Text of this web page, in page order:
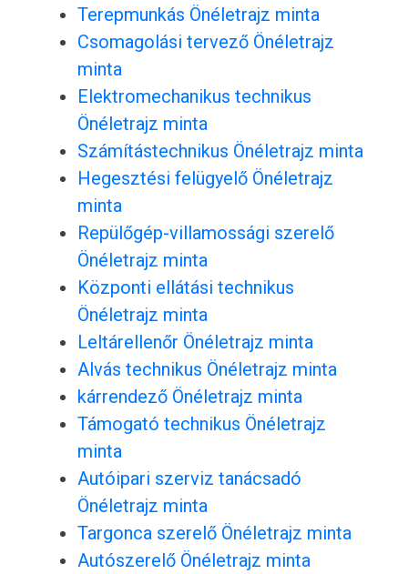
Terepmunkás Önéletrajz minta
Csomagolási tervező Önéletrajz
minta
Elektromechanikus technikus
Önéletrajz minta
Számítástechnikus Önéletrajz minta
Hegesztési felügyelő Önéletrajz
minta
Repülőgép-villamossági szerelő
Önéletrajz minta
Központi ellátási technikus
Önéletrajz minta
Leltárellenőr Önéletrajz minta
Alvás technikus Önéletrajz minta
kárrendező Önéletrajz minta
Támogató technikus Önéletrajz
minta
Autóipari szerviz tanácsadó
Önéletrajz minta
Targonca szerelő Önéletrajz minta
Autószerelő Önéletrajz minta